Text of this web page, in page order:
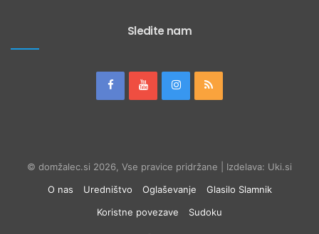
Sledite nam
© domžalec.si 2026, Vse pravice pridržane | Izdelava: Uki.si
O nas
Uredništvo Oglaševanje
Glasilo Slamnik
Koristne povezave
Sudoku